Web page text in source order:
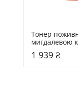
Тонер
мигдалевою
100 мл
Licorice
1 939 ₴